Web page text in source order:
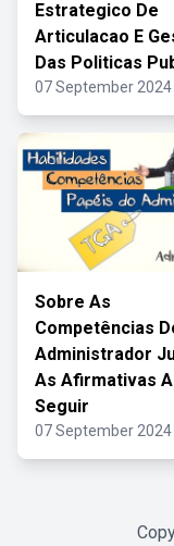
Estrategico De
Articulacao E
Das Politicas
07 September 2024
Sobre As
Competências
Administrador
As Afirmativas A
Seguir
07 September 2024